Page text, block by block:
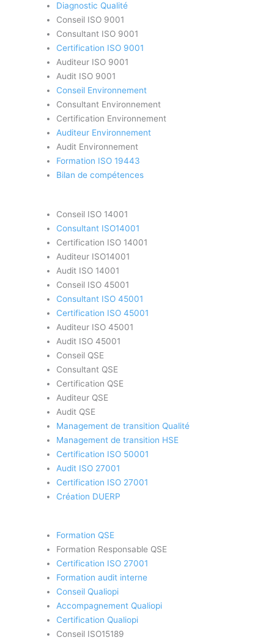
Diagnostic Qualité
Conseil ISO 9001
Consultant ISO 9001
Certification ISO 9001
Auditeur ISO 9001
Audit ISO 9001
Conseil Environnement
Consultant Environnement
Certification Environnement
Auditeur Environnement
Audit Environnement
Formation ISO 19443
Bilan de compétences
Conseil ISO 14001
Consultant ISO14001
Certification ISO 14001
Auditeur ISO14001
Audit ISO 14001
Conseil ISO 45001
Consultant ISO 45001
Certification ISO 45001
Auditeur ISO 45001
Audit ISO 45001
Conseil QSE
Consultant QSE
Certification QSE
Auditeur QSE
Audit QSE
Management de transition Qualité
Management de transition HSE
Certification ISO 50001
Audit ISO 27001
Certification ISO 27001
Création DUERP
Formation QSE
Formation Responsable QSE
Certification ISO 27001
Formation audit interne
Conseil Qualiopi
Accompagnement Qualiopi
Certification Qualiopi
Conseil ISO15189